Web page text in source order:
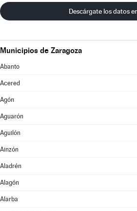
Descárgate los datos
Municipios de Zaragoza
Abanto
Acered
Agón
Aguarón
Aguilón
Ainzón
Aladrén
Alagón
Alarba